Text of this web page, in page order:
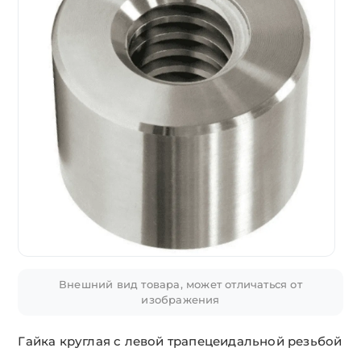
Внешний вид товара, может отличаться от
изображения
Гайка круглая с левой трапецеидальной резьбой